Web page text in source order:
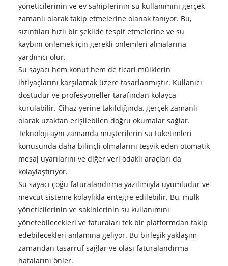
yöneticilerinin ve ev sahiplerinin su kullanımını gerçek
zamanlı olarak takip etmelerine olanak tanıyor. Bu,
sızıntıları hızlı bir şekilde tespit etmelerine ve su
kaybını önlemek için gerekli önlemleri almalarına
yardımcı olur.
Su sayacı hem konut hem de ticari mülklerin
ihtiyaçlarını karşılamak üzere tasarlanmıştır. Kullanıcı
dostudur ve profesyoneller tarafından kolayca
kurulabilir. Cihaz yerine takıldığında, gerçek zamanlı
olarak uzaktan erişilebilen doğru okumalar sağlar.
Teknoloji aynı zamanda müşterilerin su tüketimleri
konusunda daha bilinçli olmalarını teşvik eden otomatik
mesaj uyarılarını ve diğer veri odaklı araçları da
kolaylaştırıyor.
Su sayacı çoğu faturalandırma yazılımıyla uyumludur ve
mevcut sisteme kolaylıkla entegre edilebilir. Bu, mülk
yöneticilerinin ve sakinlerinin su kullanımını
yönetebilecekleri ve faturaları tek bir platformdan takip
edebilecekleri anlamına geliyor. Bu birleşik yaklaşım
zamandan tasarruf sağlar ve olası faturalandırma
hatalarını önler.